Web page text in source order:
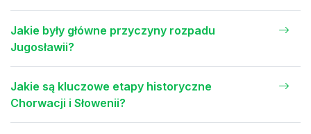
Jakie były główne przyczyny rozpadu
Jugosławii?
Jakie są kluczowe etapy historyczne
Chorwacji i Słowenii?